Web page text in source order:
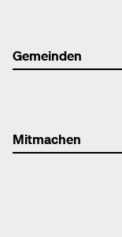
Gemeinden
Mitmachen